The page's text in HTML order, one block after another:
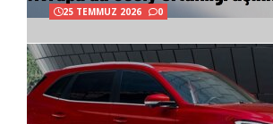
25 TEMMUZ 2026 0